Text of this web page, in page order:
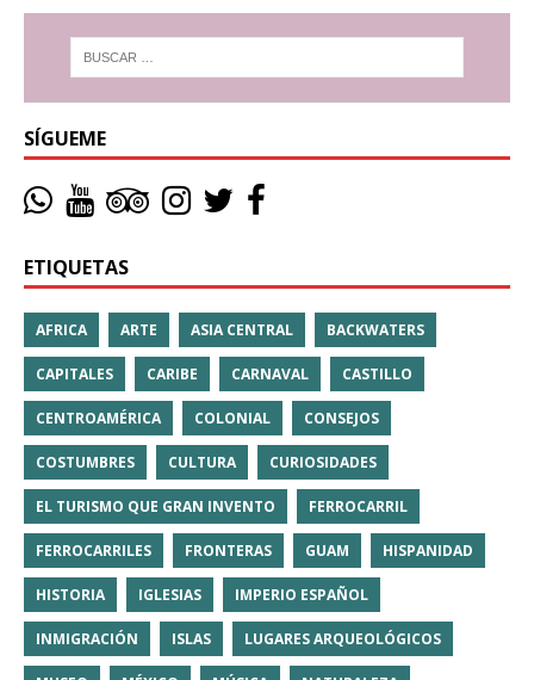
SÍGUEME
ETIQUETAS
AFRICA ARTE ASIA CENTRAL BACKWATERS
CAPITALES CARIBE CARNAVAL CASTILLO
CENTROAMÉRICA COLONIAL CONSEJOS
COSTUMBRES CULTURA CURIOSIDADES
EL TURISMO QUE GRAN INVENTO FERROCARRIL
FERROCARRILES FRONTERAS GUAM HISPANIDAD
HISTORIA IGLESIAS IMPERIO ESPAÑOL
INMIGRACIÓN ISLAS LUGARES ARQUEOLÓGICOS